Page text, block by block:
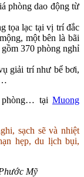
phòng dao động từ
tọa lạc tại vị trí đắc
một bên là bãi
370 phòng nghỉ
giải trí như bể bơi,
phòng… tại Muong
sạch sẽ và nhiệt
hẹp, du lịch bụi,
Mỹ